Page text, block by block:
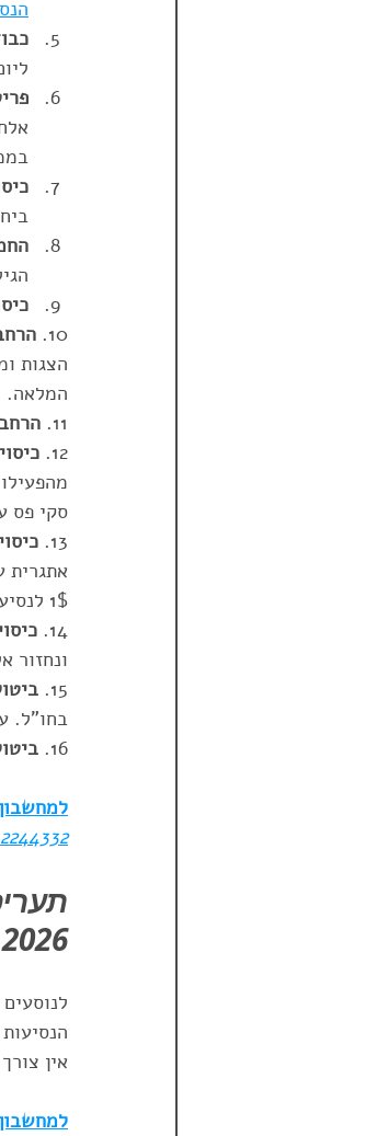
10.
הצגות
המלאה.
11.
12.
סקי פס ע"פ תנאי
13.
1$ לנסיעה מעבר ל-30 יום.
14.
ונחזור
15.
בחו"ל. עלות:
16.
2244332
2026
אין